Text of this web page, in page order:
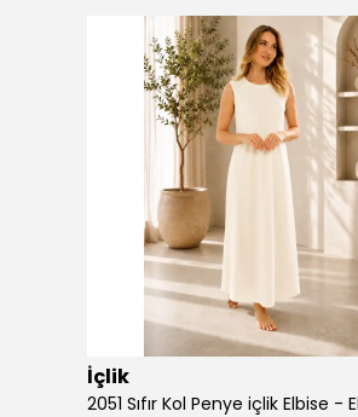
İçlik
2051 Sıfır Kol Penye içlik Elbise -